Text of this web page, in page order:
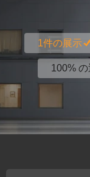
1件の展示
100%